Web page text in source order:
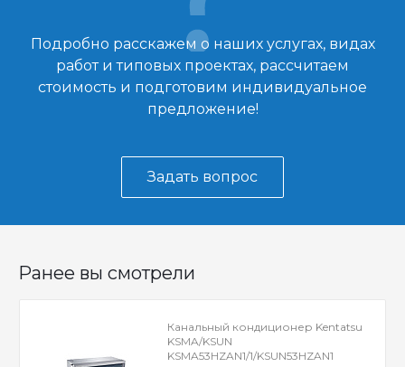
Подробно расскажем о наших услугах, видах
работ и типовых проектах, рассчитаем
стоимость и подготовим индивидуальное
предложение!
Задать вопрос
Ранее вы смотрели
Канальный кондиционер Kentatsu
KSMA/KSUN
KSMA53HZAN1/1/KSUN53HZAN1